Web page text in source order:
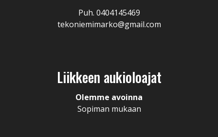
Puh. 0404145469
tekoniemimarko@gmail.com
Liikkeen aukioloajat
Olemme avoinna
Sopiman mukaan